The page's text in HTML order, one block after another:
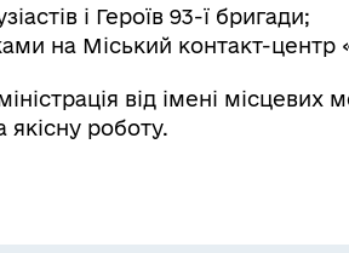
і Героїв 93-ї бригади;
на Міський контакт-центр
від імені
якісну роботу.